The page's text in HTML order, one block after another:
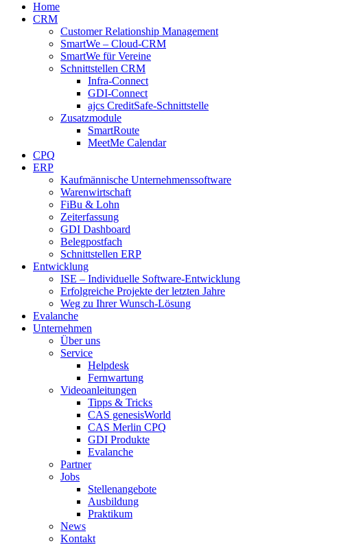
Home
CRM
Customer Relationship Management
SmartWe – Cloud-CRM
SmartWe für Vereine
Schnittstellen CRM
Infra-Connect
GDI-Connect
ajcs CreditSafe-Schnittstelle
Zusatzmodule
SmartRoute
MeetMe Calendar
CPQ
ERP
Kaufmännische Unternehmenssoftware
Warenwirtschaft
FiBu & Lohn
Zeiterfassung
GDI Dashboard
Belegpostfach
Schnittstellen ERP
Entwicklung
ISE – Individuelle Software-Entwicklung
Erfolgreiche Projekte der letzten Jahre
Weg zu Ihrer Wunsch-Lösung
Evalanche
Unternehmen
Über uns
Service
Helpdesk
Fernwartung
Videoanleitungen
Tipps & Tricks
CAS genesisWorld
CAS Merlin CPQ
GDI Produkte
Evalanche
Partner
Jobs
Stellenangebote
Ausbildung
Praktikum
News
Kontakt